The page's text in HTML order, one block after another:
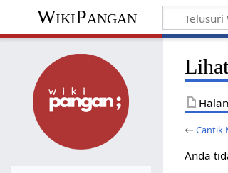
WikiPangan
←Cantik
Anda